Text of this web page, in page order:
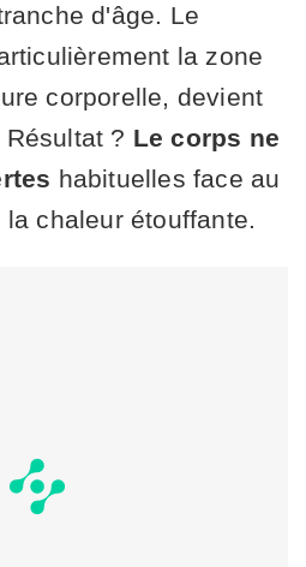
d'âge. Le
la zone
corporelle, devient
? Le corps ne
habituelles face au
chaleur étouffante.